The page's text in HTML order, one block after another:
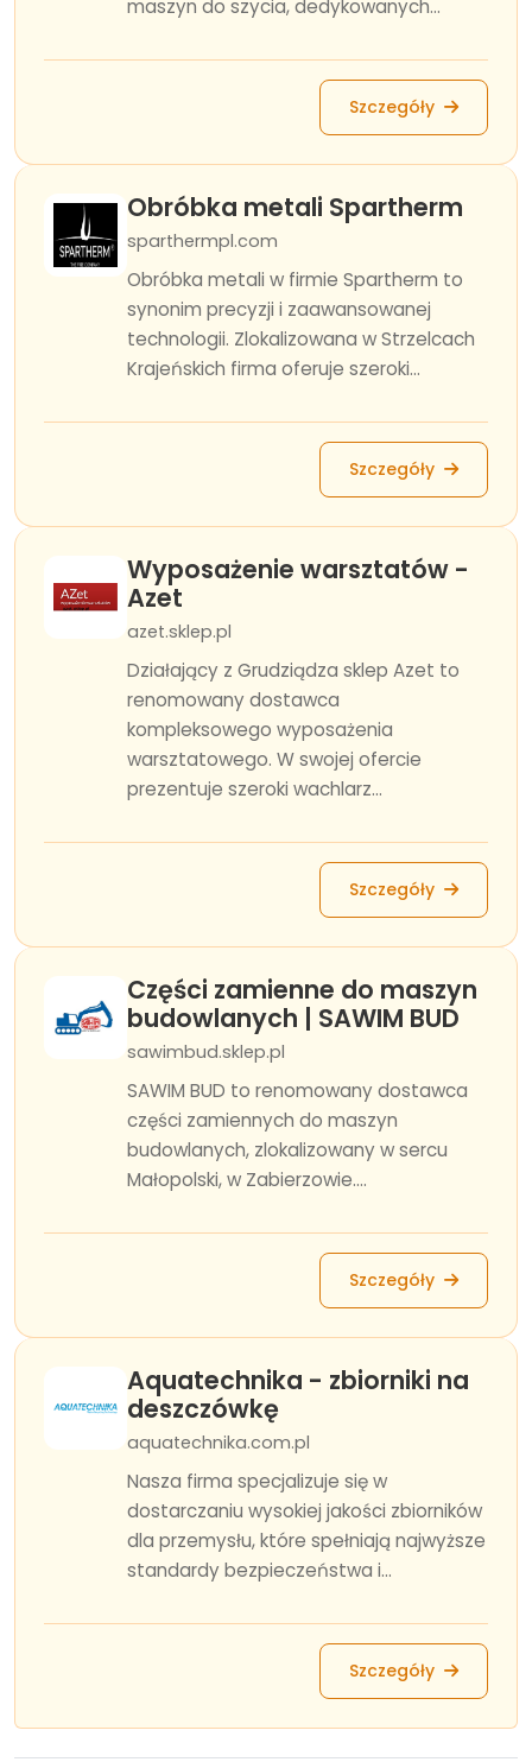
maszyn do szycia, dedykowanych...
Szczegóły
Obróbka metali Spartherm
sparthermpl.com
Obróbka metali w firmie Spartherm to
synonim precyzji i zaawansowanej
technologii. Zlokalizowana w Strzelcach
Krajeńskich firma oferuje szeroki...
Szczegóły
Wyposażenie warsztatów -
Azet
azet.sklep.pl
Działający z Grudziądza sklep Azet to
renomowany dostawca
kompleksowego wyposażenia
warsztatowego. W swojej ofercie
prezentuje szeroki wachlarz...
Szczegóły
Części zamienne do maszyn
budowlanych | SAWIM BUD
sawimbud.sklep.pl
SAWIM BUD to renomowany dostawca
części zamiennych do maszyn
budowlanych, zlokalizowany w sercu
Małopolski, w Zabierzowie....
Szczegóły
Aquatechnika - zbiorniki na
deszczówkę
aquatechnika.com.pl
Nasza firma specjalizuje się w
dostarczaniu wysokiej jakości zbiorników
dla przemysłu, które spełniają najwyższe
standardy bezpieczeństwa i...
Szczegóły